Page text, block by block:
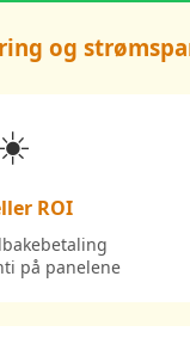
og
ROI
på panelene